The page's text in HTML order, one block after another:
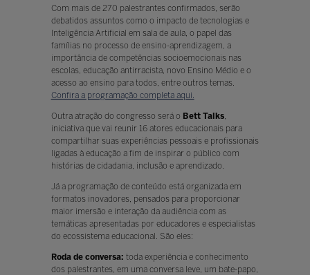
Com mais de 270 palestrantes confirmados, serão
debatidos assuntos como o impacto de tecnologias e
Inteligência Artificial em sala de aula, o papel das
famílias no processo de ensino-aprendizagem, a
importância de competências socioemocionais nas
escolas, educação antirracista, novo Ensino Médio e o
acesso ao ensino para todos, entre outros temas.
Confira a programação completa aqui.
Outra atração do congresso será o Bett Talks,
iniciativa que vai reunir 16 atores educacionais para
compartilhar suas experiências pessoais e profissionais
ligadas à educação a fim de inspirar o público com
histórias de cidadania, inclusão e aprendizado.
Já a programação de conteúdo está organizada em
formatos inovadores, pensados para proporcionar
maior imersão e interação da audiência com as
temáticas apresentadas por educadores e especialistas
do ecossistema educacional. São eles:
Roda de conversa: toda experiência e conhecimento
dos palestrantes, em uma conversa leve, um bate-papo,